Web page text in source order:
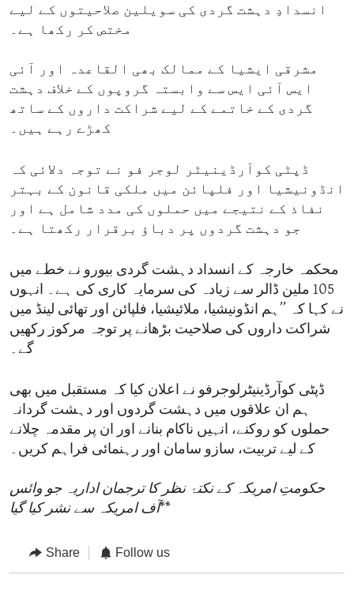
انسدادِ دہشت گردی کی سویلین صلاحیتوں کے لیے
مختص کر رکھا ہے۔
مشرقی ایشیا کے ممالک بھی القاعدہ اور آئی
ایس آئی ایس سے وابستہ گروپوں کے خلاف دہشت
گردی کے خاتمے کے لیے شراکت داروں کے ساتھ
کھڑے رہے ہیں۔
ڈپٹی کوآرڈینیٹر لوجر فو نے توجہ دلائی کہ
انڈونیشیا اور فلپائن میں ملکی قانون کے بہتر
نفاذ کے نتیجے میں حملوں کی مدد شامل ہے اور
جو دہشت گردوں پر دباؤ برقرار رکھتا ہے۔
محکمہ خارجہ کے انسداد دہشت گردی بیورو نے خطے میں
105 ملین ڈالر سے زیادہ کی سرمایہ کاری کی ہے۔ انہوں
نے کہا کہ ’’ہم انڈونیشیا، ملائیشیا، فلپائن اور تھائی لینڈ میں
شراکت داروں کی صلاحیت بڑھانے پر توجہ مرکوز رکھیں
گے۔
ڈپٹی کوآرڈینیٹرلوجرفو نے اعلان کیا کہ مستقبل میں بھی
ہم ان علاقوں میں دہشت گردوں اور دہشت گردانہ
حملوں کو روکنے، انہیں ناکام بنانے اور ان پر مقدمہ چلانے
کے لیے تربیت، سازو سامان اور رہنمائی فراہم کریں۔
حکومتِ امریکہ کے نکتۂ نظر کا ترجمان اداریہ جو وائس
آف امریکہ سے نشر کیا گیا**
Share Follow us